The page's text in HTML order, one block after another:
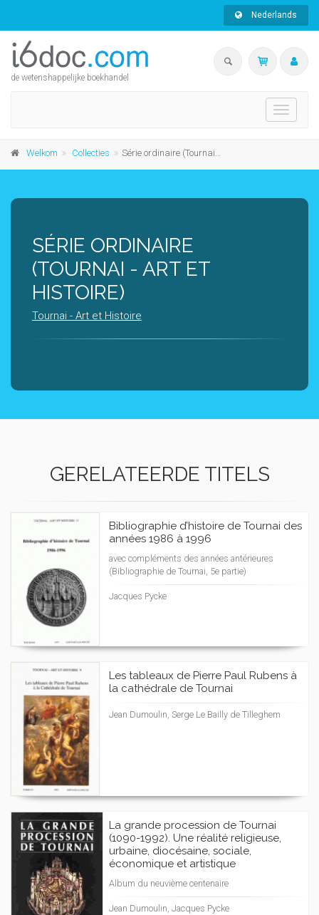
Nederlands
de wetenshappelijke boekhandel
Toggle
Welkom Collecties Série ordinaire (Tournai - Art et Histoire)
SÉRIE ORDINAIRE
(TOURNAI - ART ET
HISTOIRE)
Tournai - Art et Histoire
GERELATEERDE TITELS
Bibliographie d’histoire de Tournai des
années 1986 à 1996
avec compléments des années antérieures
(Bibliographie de Tournai, 5e partie)
Jacques Pycke
Les tableaux de Pierre Paul Rubens à
la cathédrale de Tournai
Jean Dumoulin, Serge Le Bailly de Tilleghem
La grande procession de Tournai
(1090-1992). Une réalité religieuse,
urbaine, diocésaine, sociale,
économique et artistique
Album du neuvième centenaire
Jean Dumoulin, Jacques Pycke